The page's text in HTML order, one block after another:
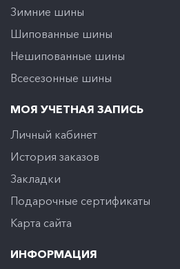
Зимние шины
Шипованные шины
Нешипованные шины
Всесезонные шины
МОЯ УЧЕТНАЯ ЗАПИСЬ
Личный кабинет
История заказов
Закладки
Подарочные сертификаты
Карта сайта
ИНФОРМАЦИЯ